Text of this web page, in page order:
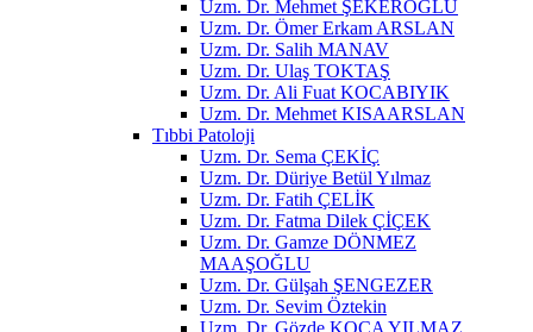
Uzm. Dr. Mehmet ŞEKEROĞLU
Uzm. Dr. Ömer Erkam ARSLAN
Uzm. Dr. Salih MANAV
Uzm. Dr. Ulaş TOKTAŞ
Uzm. Dr. Ali Fuat KOCABIYIK
Uzm. Dr. Mehmet KISAARSLAN
Tıbbi Patoloji
Uzm. Dr. Sema ÇEKİÇ
Uzm. Dr. Düriye Betül Yılmaz
Uzm. Dr. Fatih ÇELİK
Uzm. Dr. Fatma Dilek ÇİÇEK
Uzm. Dr. Gamze DÖNMEZ
MAAŞOĞLU
Uzm. Dr. Gülşah ŞENGEZER
Uzm. Dr. Sevim Öztekin
Uzm. Dr. Gözde KOCA YILMAZ